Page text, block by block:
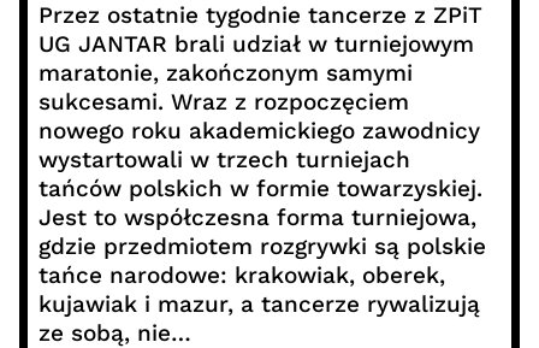
Przez ostatnie tygodnie tancerze z ZPiT
UG JANTAR brali udział w turniejowym
maratonie, zakończonym samymi
sukcesami. Wraz z rozpoczęciem
nowego roku akademickiego zawodnicy
wystartowali w trzech turniejach
tańców polskich w formie towarzyskiej.
Jest to współczesna forma turniejowa,
gdzie przedmiotem rozgrywki są polskie
tańce narodowe: krakowiak, oberek,
kujawiak i mazur, a tancerze rywalizują
ze sobą, nie…